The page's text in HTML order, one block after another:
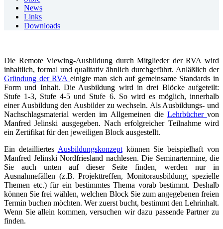
News
Links
Downloads
Die Remote Viewing-Ausbildung durch Mitglieder der RVA wird
inhaltlich, formal und qualitativ ähnlich durchgeführt. Anläßlich der
Gründung der RVA einigte man sich auf gemeinsame Standards in
Form und Inhalt. Die Ausbildung wird in drei Blöcke aufgeteilt:
Stufe 1-3, Stufe 4-5 und Stufe 6. So wird es möglich, innerhalb
einer Ausbildung den Ausbilder zu wechseln. Als Ausbildungs- und
Nachschlagsmaterial werden im Allgemeinen die Lehrbüchervon
Manfred Jelinski ausgegeben. Nach erfolgreicher Teilnahme wird
ein Zertifikat für den jeweiligen Block ausgestellt.
Ein detailliertes Ausbildungskonzeptkönnen Sie beispielhaft von
Manfred Jelinski Nordfriesland nachlesen. Die Seminartermine, die
Sie auch unten auf dieser Seite finden, werden nur in
Ausnahmefällen (z.B. Projekttreffen, Monitorausbildung, spezielle
Themen etc.) für ein bestimmtes Thema vorab bestimmt. Deshalb
können Sie frei wählen, welchen Block Sie zum angegebenen freien
Termin buchen möchten. Wer zuerst bucht, bestimmt den Lehrinhalt.
Wenn Sie allein kommen, versuchen wir dazu passende Partner zu
finden.